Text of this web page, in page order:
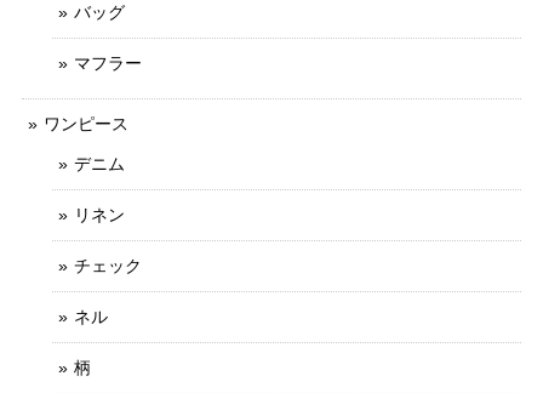
バッグ
マフラー
ワンピース
デニム
リネン
チェック
ネル
柄